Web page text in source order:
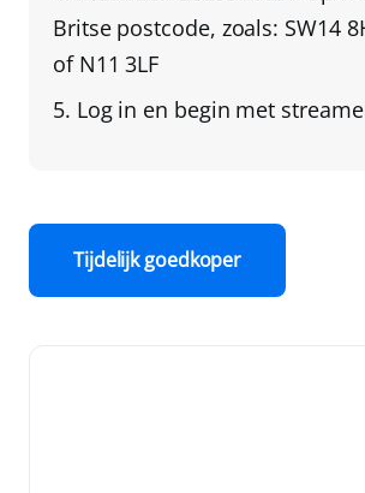
Britse postcode, zoals: SW14
of N11 3LF
Log in en begin met
Tijdelijk goedkoper